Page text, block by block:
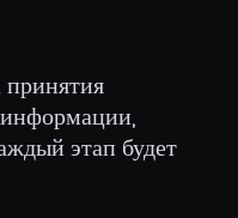
этап будет